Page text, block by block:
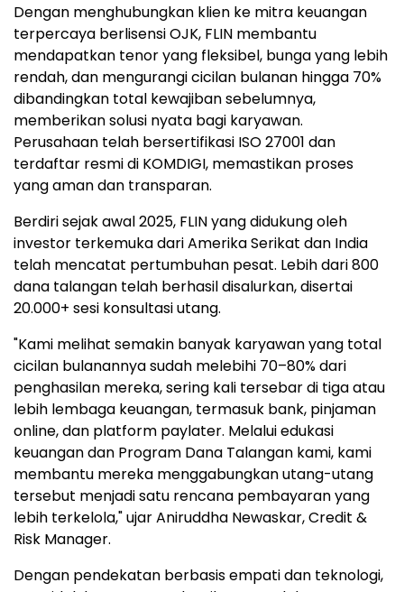
Dengan menghubungkan klien ke mitra keuangan
terpercaya berlisensi OJK, FLIN membantu
mendapatkan tenor yang fleksibel, bunga yang lebih
rendah, dan mengurangi cicilan bulanan hingga 70%
dibandingkan total kewajiban sebelumnya,
memberikan solusi nyata bagi karyawan.
Perusahaan telah bersertifikasi ISO 27001 dan
terdaftar resmi di KOMDIGI, memastikan proses
yang aman dan transparan.
Berdiri sejak awal 2025, FLIN yang didukung oleh
investor terkemuka dari Amerika Serikat dan India
telah mencatat pertumbuhan pesat. Lebih dari 800
dana talangan telah berhasil disalurkan, disertai
20.000+ sesi konsultasi utang.
"Kami melihat semakin banyak karyawan yang total
cicilan bulanannya sudah melebihi 70–80% dari
penghasilan mereka, sering kali tersebar di tiga atau
lebih lembaga keuangan, termasuk bank, pinjaman
online, dan platform paylater. Melalui edukasi
keuangan dan Program Dana Talangan kami, kami
membantu mereka menggabungkan utang-utang
tersebut menjadi satu rencana pembayaran yang
lebih terkelola," ujar Aniruddha Newaskar, Credit &
Risk Manager.
Dengan pendekatan berbasis empati dan teknologi,